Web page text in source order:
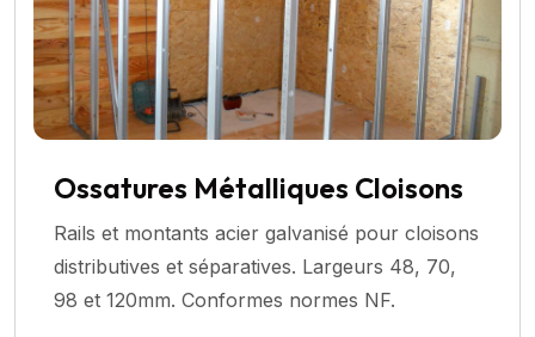
Ossatures Métalliques Cloisons
Rails et montants acier galvanisé pour cloisons
distributives et séparatives. Largeurs 48, 70,
98 et 120mm. Conformes normes NF.